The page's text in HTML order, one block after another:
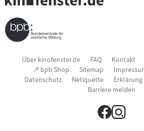
Seitenfußnavigation
Über kinofenster.de FAQ Kontakt
(Link
öffnet
im
bpb Shop Sitemap
Datenschutz
Netiquette
Barriere melden